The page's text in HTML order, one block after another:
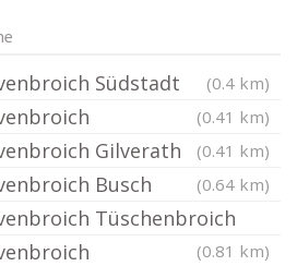
Südstadt (0.4 km)
(0.41 km)
Gilverath (0.41 km)
Busch (0.64 km)
Tüschenbroich
(0.81 km)